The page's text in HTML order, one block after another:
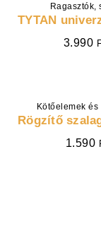
Ragasztók,
TYTAN
3.990
Kötőelemek
Rögzítő
1.590